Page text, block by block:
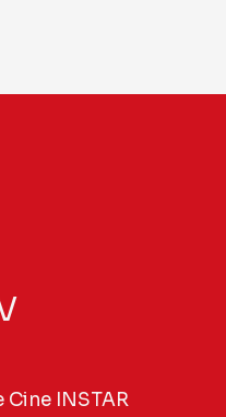
Cine INSTAR